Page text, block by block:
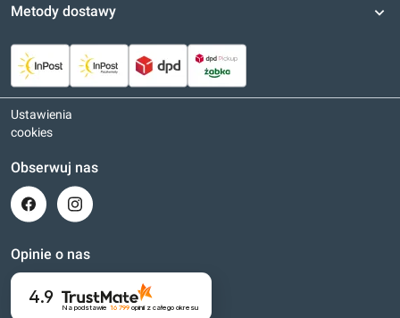
Metody dostawy
Ustawienia
cookies
Obserwuj nas
Opinie o nas
4.9
Na podstawie 16 799opinii z całego okresu